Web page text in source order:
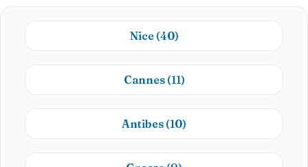
Nice (40)
Cannes (11)
Antibes (10)